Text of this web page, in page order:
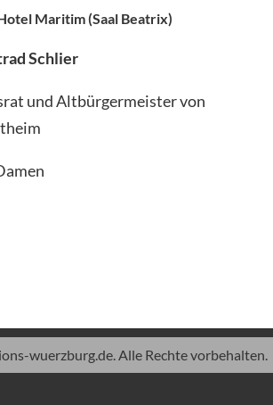
Maritim (Saal Beatrix)
Schlier
und Altbürgermeister von
wuerzburg.de. Alle Rechte vorbehalten.